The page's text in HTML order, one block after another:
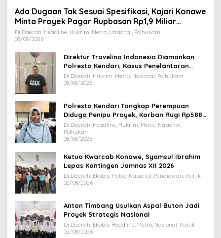
Ada Dugaan Tak Sesuai Spesifikasi, Kajari Konawe
Minta Proyek Pagar Rupbasan Rp1,9 Miliar
Dihentikan
Di Daerah, Headline, Hukrim, Metro, Nasional, Polhukam
08/08/2026
Direktur Travelina Indonesia Diamankan
Polresta Kendari, Kasus Penelantaran
Jemaah Umrah Masuk Babak Baru
Di Daerah, Hukrim, Metro, Nasional, Polhukam
08/08/2026
Polresta Kendari Tangkap Perempuan
Diduga Penipu Proyek, Korban Rugi Rp588,1
Juta
Di Daerah, Headline, Hukrim, Metro, Nasional,
Polhukam
08/08/2026
Ketua Kwarcab Konawe, Syamsul Ibrahim
Lepas Kontingen Jamnas XII 2026
Di Daerah, Ekobis, Metro, Nasional, Pendidikan, Politik
02/08/2026
Anton Timbang Usulkan Aspal Buton Jadi
Proyek Strategis Nasional
Di Daerah, Ekobis, Headline, Metro, Nasional, Politik
02/08/2026